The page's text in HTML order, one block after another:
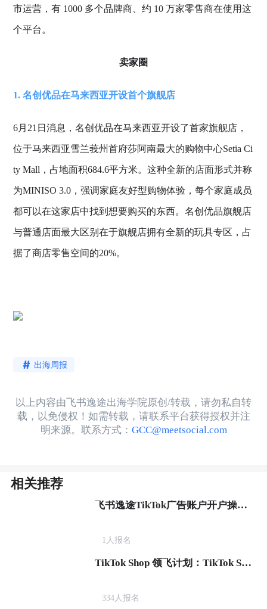
市运营，有 1000 多个品牌商、约 10 万家零售商在使用这
个平台。
卖家圈
1. 名创优品在马来西亚开设首个旗舰店
6月21日消息，名创优品在马来西亚开设了首家旗舰店，
位于马来西亚雪兰莪州首府莎阿南最大的购物中心Setia Ci
ty Mall，占地面积684.6平方米。这种全新的店面形式并称
为MINISO 3.0，强调家庭友好型购物体验，每个家庭成员
都可以在这家店中找到想要购买的东西。名创优品旗舰店
与普通店面最大区别在于旗舰店拥有全新的玩具专区，占
据了商店零售空间的20%。
出海周报
以上内容由飞书逸途出海学院原创/转载，请勿私自转
载，以免侵权！如需转载，请联系平台获得授权并注
明来源。联系方式： GCC@meetsocial.com
相关推荐
飞书逸途TikTok广告账户开户操作流程
1 人报名
TikTok Shop 领飞计划：TikTok Shop新商实操爆单营
334人报名